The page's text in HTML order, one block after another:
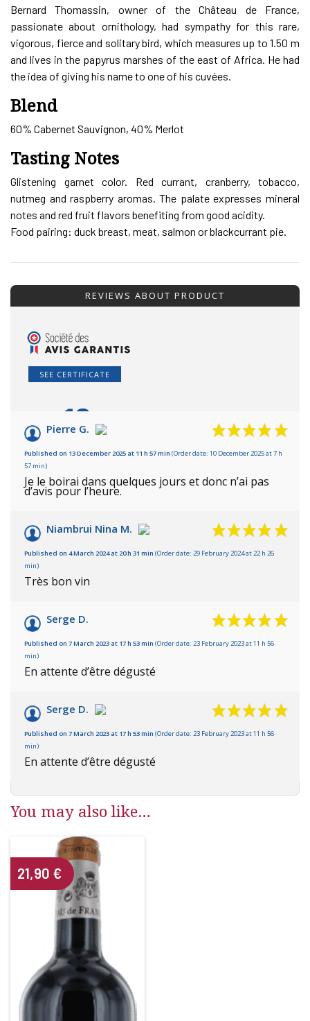
Bernard Thomassin, owner of the Château de France,
passionate about ornithology, had sympathy for this rare,
vigorous, fierce and solitary bird, which measures up to 1.50 m
and lives in the papyrus marshes of the east of Africa. He had
the idea of ​​giving his name to one of his cuvées.
Blend
60% Cabernet Sauvignon, 40% Merlot
Tasting Notes
Glistening garnet color. Red currant, cranberry, tobacco,
nutmeg and raspberry aromas. The palate expresses mineral
notes and red fruit flavors benefiting from good acidity.
Food pairing: duck breast, meat, salmon or blackcurrant pie.
REVIEWS ABOUT PRODUCT
SEE CERTIFICATE
10 /10
Based on 4 reviews
Pierre G.
Published on 13 December 2025 at 11 h 57 min (Order date: 10 December 2025 at 7 h
57 min)
Je le boirai dans quelques jours et donc n’ai pas
d’avis pour l’heure.
Niambrui Nina M.
Published on 4 March 2024 at 20 h 31 min (Order date: 29 February 2024 at 22 h 26
min)
Très bon vin
Serge D.
Published on 7 March 2023 at 17 h 53 min (Order date: 23 February 2023 at 11 h 56
min)
En attente d’être dégusté
Serge D.
Published on 7 March 2023 at 17 h 53 min (Order date: 23 February 2023 at 11 h 56
min)
En attente d’être dégusté
You may also like…
21,90 €